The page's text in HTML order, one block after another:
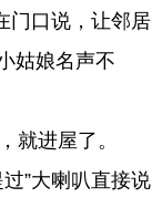
门口说，让邻居
姑娘名声不
就进屋了。
”大喇叭直接说